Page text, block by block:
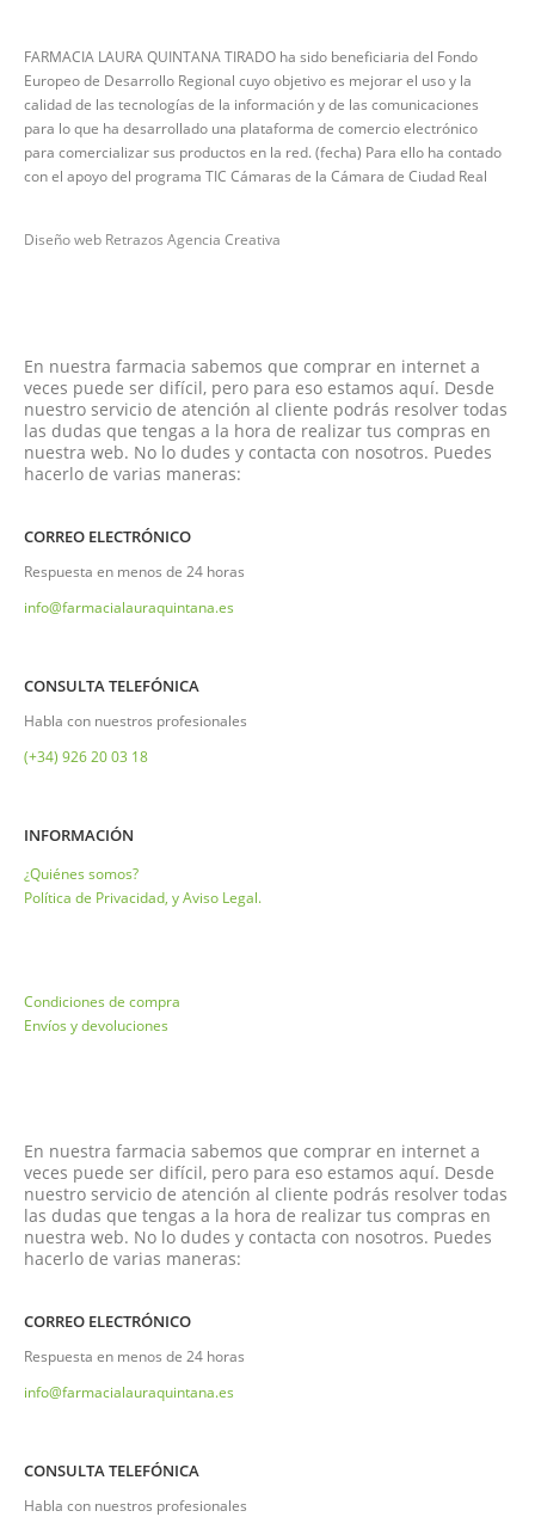
FARMACIA LAURA QUINTANA TIRADO ha sido beneficiaria del Fondo
Europeo de Desarrollo Regional cuyo objetivo es mejorar el uso y la
calidad de las tecnologías de la información y de las comunicaciones
para lo que ha desarrollado una plataforma de comercio electrónico
para comercializar sus productos en la red. (fecha) Para ello ha contado
con el apoyo del programa TIC Cámaras de la Cámara de Ciudad Real
Diseño web Retrazos Agencia Creativa
En nuestra farmacia sabemos que comprar en internet a
veces puede ser difícil, pero para eso estamos aquí. Desde
nuestro servicio de atención al cliente podrás resolver todas
las dudas que tengas a la hora de realizar tus compras en
nuestra web. No lo dudes y contacta con nosotros. Puedes
hacerlo de varias maneras:
CORREO ELECTRÓNICO
Respuesta en menos de 24 horas
info@farmacialauraquintana.es
CONSULTA TELEFÓNICA
Habla con nuestros profesionales
(+34) 926 20 03 18
INFORMACIÓN
¿Quiénes somos?
Política de Privacidad, y Aviso Legal.
Condiciones de compra
Envíos y devoluciones
En nuestra farmacia sabemos que comprar en internet a
veces puede ser difícil, pero para eso estamos aquí. Desde
nuestro servicio de atención al cliente podrás resolver todas
las dudas que tengas a la hora de realizar tus compras en
nuestra web. No lo dudes y contacta con nosotros. Puedes
hacerlo de varias maneras:
CORREO ELECTRÓNICO
Respuesta en menos de 24 horas
info@farmacialauraquintana.es
CONSULTA TELEFÓNICA
Habla con nuestros profesionales